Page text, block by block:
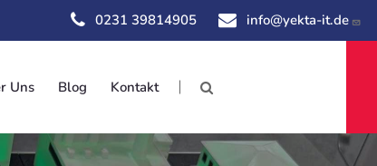
0231 39814905 info@yekta-it.de
Uns Blog Kontakt